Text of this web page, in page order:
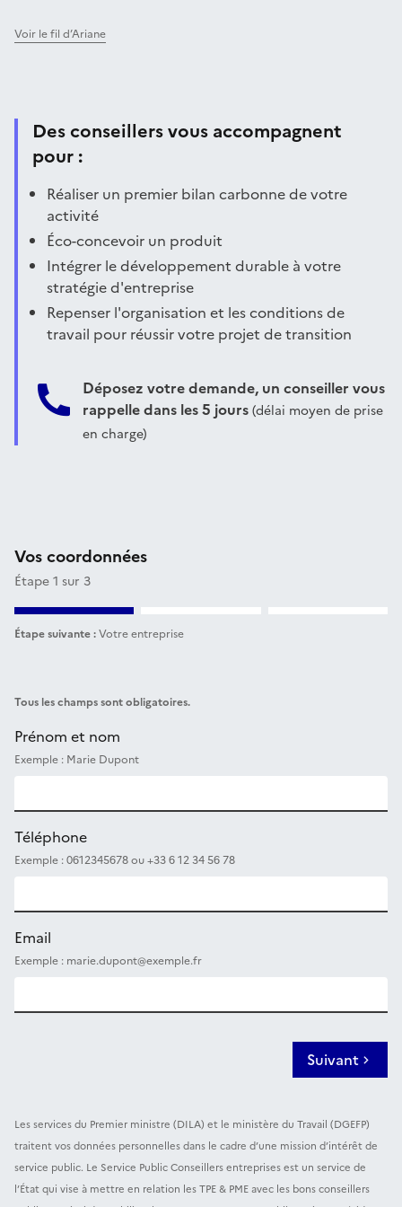
Voir le fil d’Ariane
Des conseillers vous accompagnent
pour :
Réaliser un premier bilan carbonne de votre
activité
Éco-concevoir un produit
Intégrer le développement durable à votre
stratégie d'entreprise
Repenser l'organisation et les conditions de
travail pour réussir votre projet de transition
Déposez votre demande, un conseiller vous
rappelle dans les 5 jours(délai moyen de prise
en charge)
Étape 1 sur 3
Vos coordonnées
Étape suivante :Votre entreprise
Tous les champs sont obligatoires.
Prénom et nom
Exemple : Marie Dupont
Téléphone
Exemple : 0612345678 ou +33 6 12 34 56 78
Email
Exemple : marie.dupont@exemple.fr
Suivant
Les services du Premier ministre (DILA) et le ministère du Travail (DGEFP)
traitent vos données personnelles dans le cadre d’une mission d’intérêt de
service public. Le Service Public Conseillers entreprises est un service de
l’État qui vise à mettre en relation les TPE & PME avec les bons conseillers